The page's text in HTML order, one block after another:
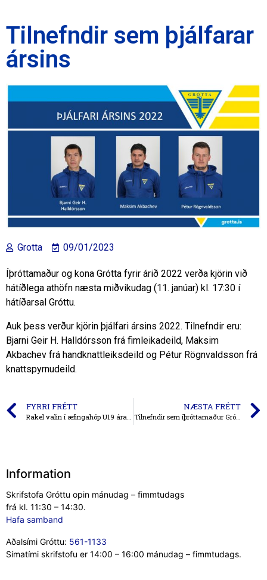
Tilnefndir sem þjálfarar
ársins
Grotta 09/01/2023
Íþróttamaður og kona Grótta fyrir árið 2022 verða kjörin við
hátíðlega athöfn næsta miðvikudag (11. janúar) kl. 17:30 í
hátíðarsal Gróttu.
Auk þess verður kjörin þjálfari ársins 2022. Tilnefndir eru:
Bjarni Geir H. Halldórsson frá fimleikadeild, Maksim
Akbachev frá handknattleiksdeild og Pétur Rögnvaldsson frá
knattspyrnudeild.
FYRRI FRÉTT NÆSTA FRÉTT
Tilnefndir sem íþróttamaður Gróttu 2022
Information
Skrifstofa Gróttu opin mánudag – fimmtudags
frá kl. 11:30 – 14:30.
Hafa samband
Aðalsími Gróttu: 561-1133
Símatími skrifstofu er 14:00 – 16:00 mánudag – fimmtudags.